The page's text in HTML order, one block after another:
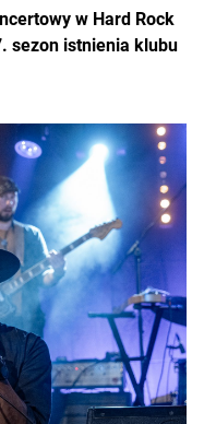
w Hard Rock
sezon istnienia klubu